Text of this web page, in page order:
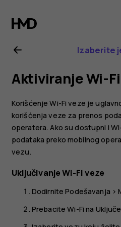
Nokia
6.2
uputstvo
za
korisnika
Izaberite
Aktiviranje Wi-
Korišćenje Wi-Fi veze je
korišćenja veze za prenos
operatera. Ako su dostupni i
podataka preko mobilnog
vezu.
Uključivanje Wi-Fi veze
DodirnitePodešavanja >
Prebacite Wi-Fi na